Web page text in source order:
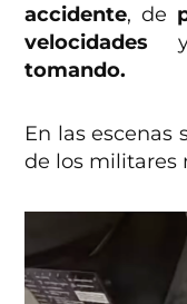
accidente, de
velocidades
tomando.
En las escenas
de los militares